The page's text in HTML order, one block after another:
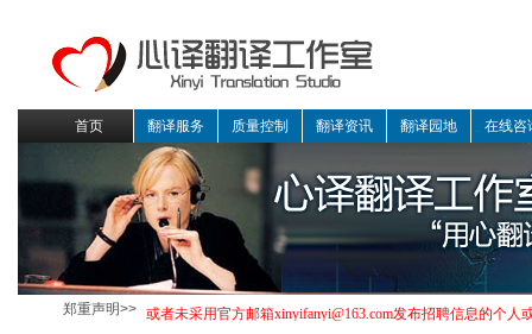
首页 翻译服务 质量控制 翻译资讯 翻译园地 在线咨
郑重声明>>